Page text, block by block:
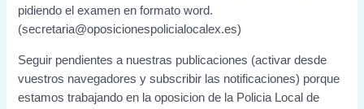
pidiendo el examen en formato word.
(secretaria@oposicionespolicialocalex.es)
Seguir pendientes a nuestras publicaciones (activar desde
vuestros navegadores y subscribir las notificaciones) porque
estamos trabajando en la oposicion de la Policia Local de